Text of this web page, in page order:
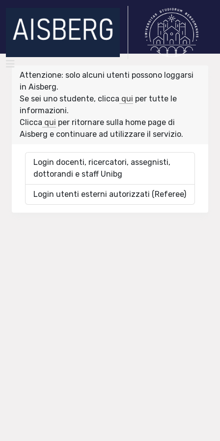
Attenzione: solo alcuni utenti possono loggarsi
in Aisberg.
Se sei uno studente, clicca qui per tutte le
informazioni.
Clicca qui per ritornare sulla home page di
Aisberg e continuare ad utilizzare il servizio.
Login docenti, ricercatori, assegnisti,
dottorandi e staff Unibg
Login utenti esterni autorizzati (Referee)